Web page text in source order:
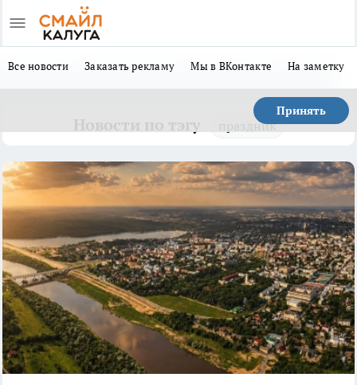
Все новости Заказать рекламу Мы в ВКонтакте На заметку
Принять
праздник